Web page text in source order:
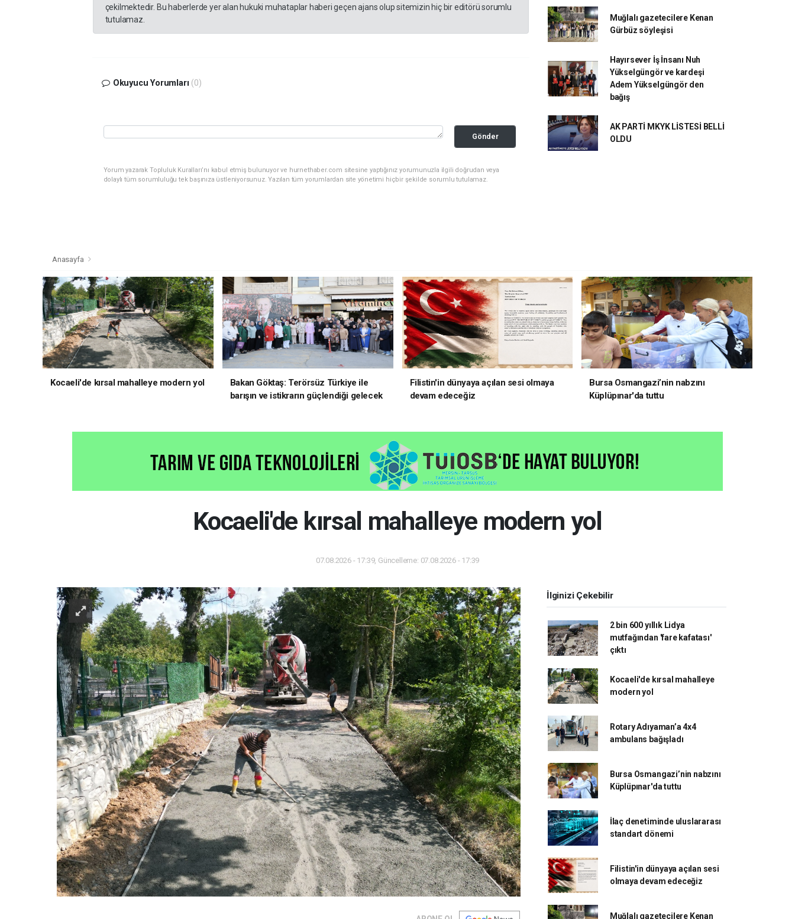
çekilmektedir. Bu haberlerde yer alan hukuki muhataplar haberi geçen ajans olup sitemizin hiç bir editörü sorumlu
tutulamaz.
Okuyucu Yorumları (0)
Gönder
Yorum yazarak Topluluk Kuralları’nı kabul etmiş bulunuyor ve hurnethaber.com sitesine yaptığınız yorumunuzla ilgili doğrudan veya
dolaylı tüm sorumluluğu tek başınıza üstleniyorsunuz. Yazılan tüm yorumlardan site yönetimi hiçbir şekilde sorumlu tutulamaz.
Muğlalı gazetecilere Kenan
Gürbüz söyleşisi
Hayırsever İş İnsanı Nuh
Yükselgüngör ve kardeşi
Adem Yükselgüngör den
bağış
AK PARTİ MKYK LİSTESİ BELLİ
OLDU
Anasayfa
Kocaeli'de kırsal mahalleye modern yol
Bakan Göktaş: Terörsüz Türkiye ile
barışın ve istikrarın güçlendiği gelecek
Filistin'in dünyaya açılan sesi olmaya
devam edeceğiz
Bursa Osmangazi’nin nabzını
Küplüpınar'da tuttu
Kocaeli'de kırsal mahalleye modern yol
07.08.2026 - 17:39, Güncelleme: 07.08.2026 - 17:39
İlginizi Çekebilir
2 bin 600 yıllık Lidya
mutfağından 'fare kafatası'
çıktı
Kocaeli'de kırsal mahalleye
modern yol
Rotary Adıyaman’a 4x4
ambulans bağışladı
Bursa Osmangazi’nin nabzını
Küplüpınar'da tuttu
İlaç denetiminde uluslararası
standart dönemi
Filistin'in dünyaya açılan sesi
olmaya devam edeceğiz
Muğlalı gazetecilere Kenan